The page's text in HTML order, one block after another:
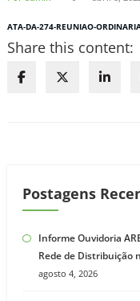
ATA-DA-274-REUNIAO-
Share this content:
Postagens
Informe Ouvidoria
Rede de Distribuição
agosto 4, 2026